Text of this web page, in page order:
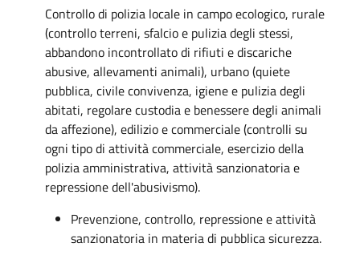
Controllo di polizia locale in campo ecologico, rurale
(controllo terreni, sfalcio e pulizia degli stessi,
abbandono incontrollato di rifiuti e discariche
abusive, allevamenti animali), urbano (quiete
pubblica, civile convivenza, igiene e pulizia degli
abitati, regolare custodia e benessere degli animali
da affezione), edilizio e commerciale (controlli su
ogni tipo di attività commerciale, esercizio della
polizia amministrativa, attività sanzionatoria e
repressione dell'abusivismo).
Prevenzione, controllo, repressione e attività
sanzionatoria in materia di pubblica sicurezza.